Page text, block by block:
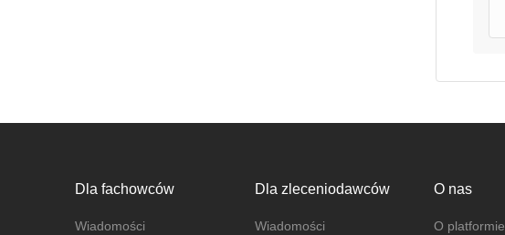
Dla fachowców
Wiadomości
Dla zleceniodawców
Wiadomości
O nas
O platformie